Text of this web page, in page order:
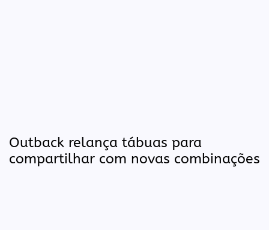
Outback relança tábuas para
compartilhar com novas combinações